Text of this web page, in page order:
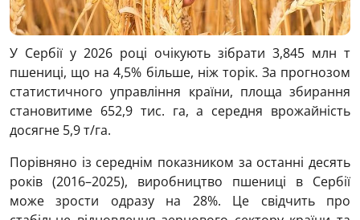
У Сербії у 2026 році очікують зібрати 3,845 млн т
пшениці, що на 4,5% більше, ніж торік. За прогнозом
статистичного управління країни, площа збирання
становитиме 652,9 тис. га, а середня врожайність
досягне 5,9 т/га.
Порівняно із середнім показником за останні десять
років (2016–2025), виробництво пшениці в Сербії
може зрости одразу на 28%. Це свідчить про